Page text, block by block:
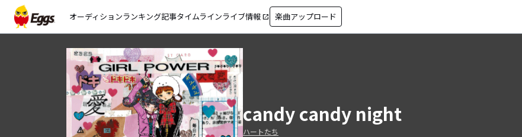
オーディションランキング記事タイムラインライブ情報 open_in_new 楽曲アップロード
candy candy night
ハートたち